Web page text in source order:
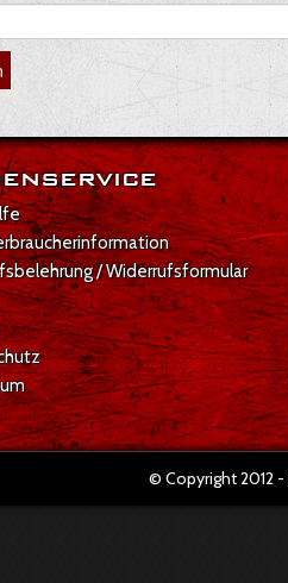
/ Widerrufsformular
© Copyright 2012